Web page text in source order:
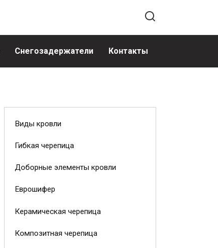
Снегозадержатели Контакты
Виды кровли
Гибкая черепица
Доборные элементы кровли
Еврошифер
Керамическая черепица
Композитная черепица